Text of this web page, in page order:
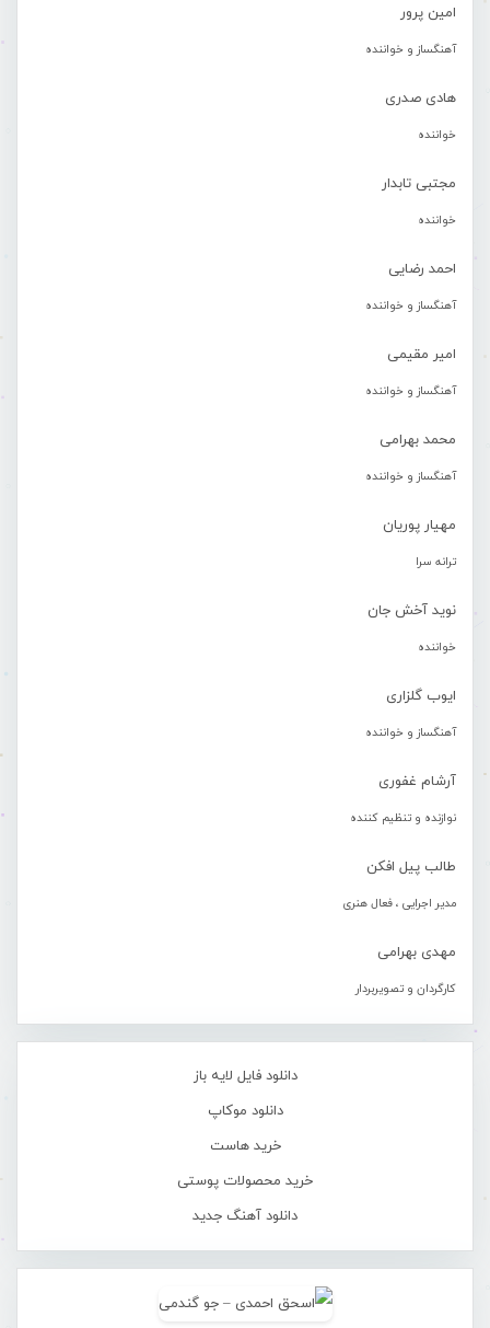
امین پرور
آهنگساز و خواننده
هادی صدری
خواننده
مجتبی تابدار
خواننده
احمد رضایی
آهنگساز و خواننده
امیر مقیمی
آهنگساز و خواننده
محمد بهرامی
آهنگساز و خواننده
مهیار پوریان
ترانه سرا
نوید آخش جان
خواننده
ایوب گلزاری
آهنگساز و خواننده
آرشام غفوری
نوازنده و تنظیم کننده
طالب پیل افکن
مدیر اجرایی ، فعال هنری
مهدی بهرامی
کارگردان و تصویربردار
دانلود فایل لایه باز
دانلود موکاپ
خرید هاست
خرید محصولات پوستی
دانلود آهنگ جدید